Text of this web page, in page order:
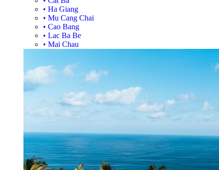
• Ha Giang
• Mu Cang Chai
• Cao Bang
• Lac Ba Be
• Mai Chau